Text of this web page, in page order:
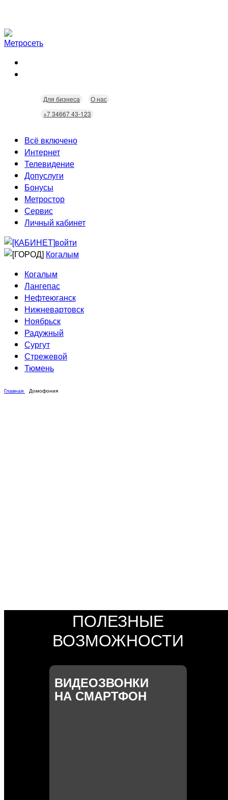
Для бизнеса
О нас
+7 34667 43-123
Всё включено
Интернет
Скорость
Безопасность
Wi-Fi
Технологии
Телевидение
Кабельное ТВ
Интерактивное ТВ
Допуслуги
Видеонаблюдение
Городские камеры
Домофония
Бонусы
Статусы
Бонусы
Скидки
Метростор
Сервис
Неисправности
Домовые сети
Личный кабинет
войти
Когалым
Когалым
Лангепас
Нефтеюганск
Нижневартовск
Ноябрьск
Радужный
Сургут
Стрежевой
Тюмень
Главная Домофония
ПОЛЕЗНЫЕ
ВОЗМОЖНОСТИ
ВИДЕОЗВОНКИ
НА СМАРТФОН